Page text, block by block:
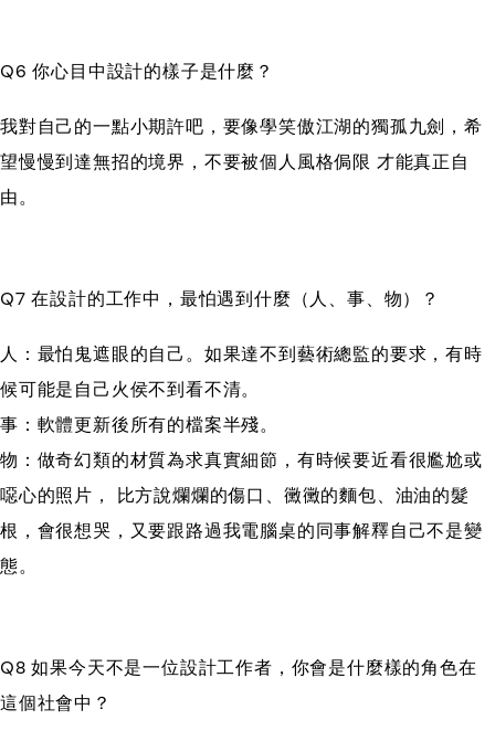
Q6 你心目中設計的樣子是什麼？
我對自己的一點小期許吧，要像學笑傲江湖的獨孤九劍，希
望慢慢到達無招的境界，不要被個人風格侷限 才能真正自
由。
Q7 在設計的工作中，最怕遇到什麼（人、事、物）？
人：最怕鬼遮眼的自己。如果達不到藝術總監的要求，有時
候可能是自己火侯不到看不清。
事：軟體更新後所有的檔案半殘。
物：做奇幻類的材質為求真實細節，有時候要近看很尷尬或
噁心的照片， 比方說爛爛的傷口、黴黴的麵包、油油的髮
根，會很想哭，又要跟路過我電腦桌的同事解釋自己不是變
態。
Q8 如果今天不是一位設計工作者，你會是什麼樣的角色在
這個社會中？